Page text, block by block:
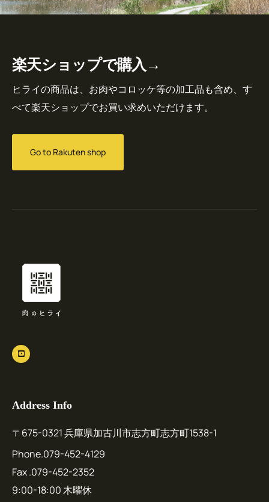
楽天ショップで購入→
ヒライの商品は、お肉やコロッケ等の加工品も含め、す
べて楽天ショップでお買い求めいただけます。
Go to Rakuten shop
Address Info
〒675-0321 兵庫県加古川市志方町志方町1538-1
Phone.079-452-4129
Fax .079-452-2352
9:00-18:00 木曜休